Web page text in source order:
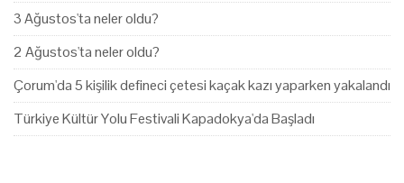
3 Ağustos'ta neler oldu?
2 Ağustos'ta neler oldu?
Çorum'da 5 kişilik defineci çetesi kaçak kazı yaparken yakalandı
Türkiye Kültür Yolu Festivali Kapadokya'da Başladı